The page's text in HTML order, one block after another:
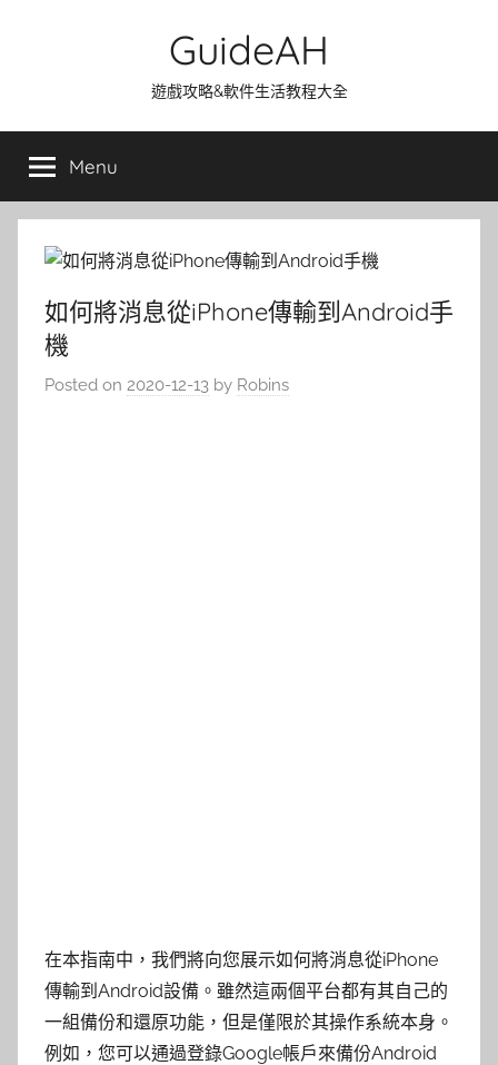
GuideAH
遊戲攻略&軟件生活教程大全
Menu
如何將消息從iPhone傳輸到Android手
機
Posted on 2020-12-13 by Robins
在本指南中，我們將向您展示如何將消息從iPhone
傳輸到Android設備。雖然這兩個平台都有其自己的
一組備份和還原功能，但是僅限於其操作系統本身。
例如，您可以通過登錄Google帳戶來備份Android